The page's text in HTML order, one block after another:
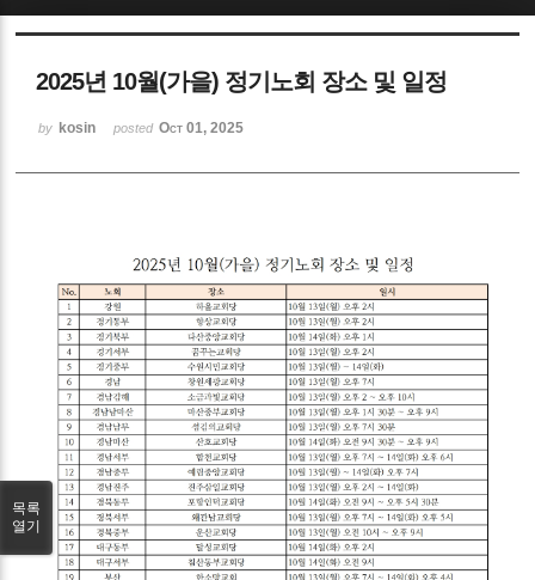
2025년 10월(가을) 정기노회 장소 및 일정
by kosin posted Oct 01, 2025
목록
열기
Sketchbook5, 스케치북5
Sketchbook5, 스케치북5